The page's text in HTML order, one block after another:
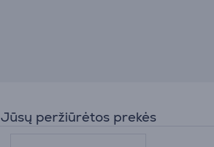
Jūsų peržiūrėtos prekės